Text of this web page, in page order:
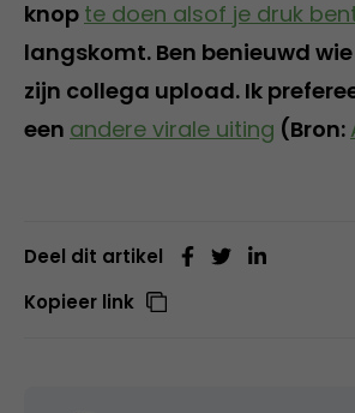
knop te doen alsof je druk
langskomt. Ben benieuwd
zijn collega upload. Ik
een andere virale uiting (Bron:
Deel dit artikel
Kopieer link